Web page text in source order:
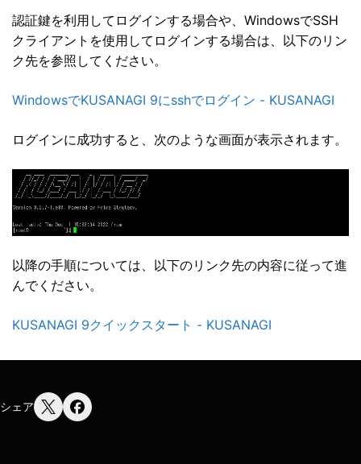
認証鍵を利用してログインする場合や、WindowsでSSH
クライアントを使用してログインする場合は、以下のリン
ク先を参照してください。
WindowsでKUSANAGI 9にsshでログイン - KUSANAGI
ログインに成功すると、次のような画面が表示されます。
以降の手順については、以下のリンク先の内容に従って進
んでください。
KUSANAGI 9クイックスタート - KUSANAGI
シェア